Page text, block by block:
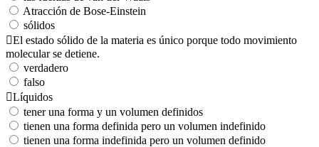
Atracción de Bose-Einstein
sólidos
El estado sólido de la materia es único porque todo movimiento
molecular se detiene.
verdadero
falso
Líquidos
tener una forma y un volumen definidos
tienen una forma definida pero un volumen indefinido
tienen una forma indefinida pero un volumen definido